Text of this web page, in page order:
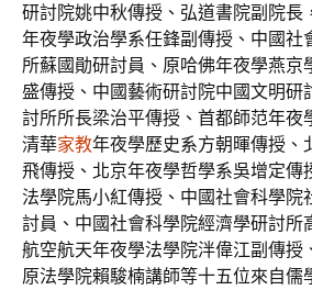
研討院姚中秋傳授、弘道書院副院長
年夜學政治學系任鋒副傳授、中國社
所蘇國勛研討員、原哈佛年夜學燕京
盛傳授、中國藝術研討院中國文明研
討所所長梁治平傳授、首都師范年夜
清華家教年夜學歷史系方朝暉傳授、
飛傳授、北京年夜學哲學系吳增定傳
法學院馬小紅傳授、中國社會科學院
討員、中國社會科學院經濟學研討所
航空航天年夜學法學院泮偉江副傳授
原法學院賴駿楠講師等十五位來自儒